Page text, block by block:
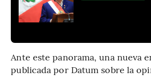
Ante este panorama, una nueva
publicada por Datum sobre la